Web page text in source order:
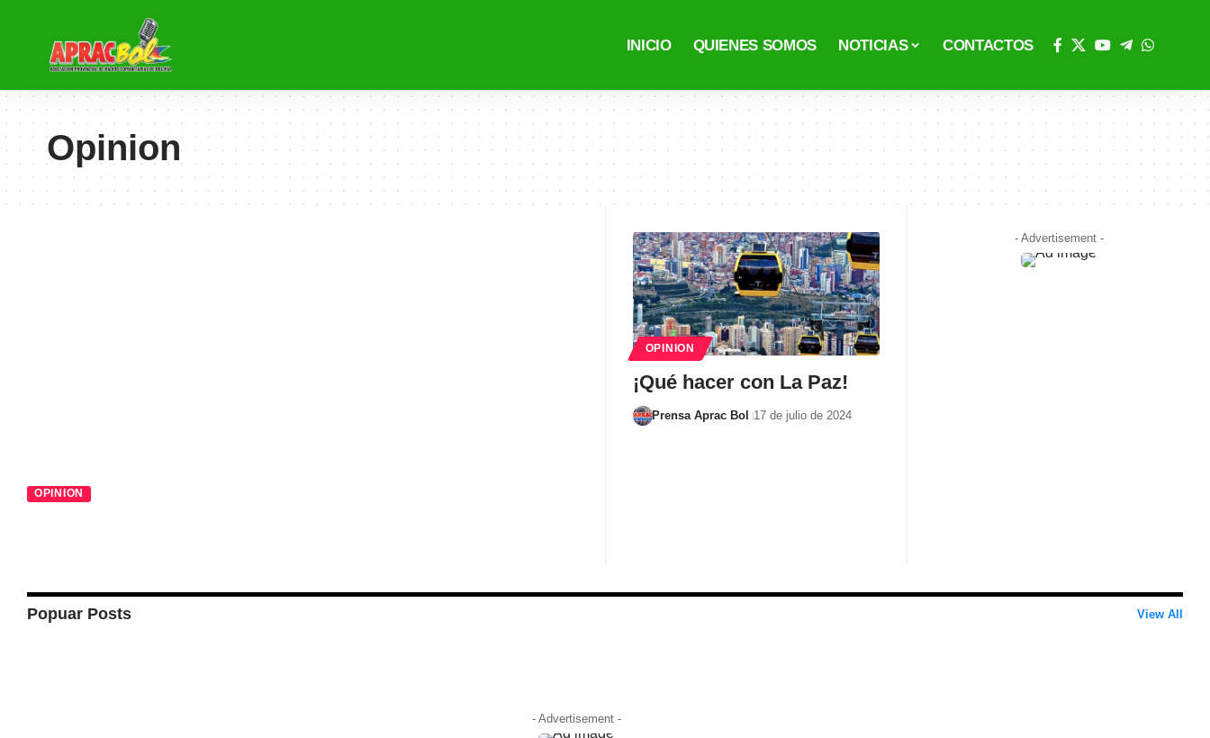
INICIO QUIENES SOMOS NOTICIAS CONTACTOS
Opinion
OPINION
OPINION
¡Qué hacer con La Paz!
Prensa Aprac Bol 17 de julio de 2024
- Advertisement -
Popuar Posts View All
- Advertisement -